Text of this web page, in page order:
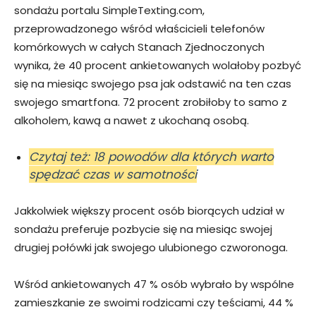
sondażu portalu SimpleTexting.com,
przeprowadzonego wśród właścicieli telefonów
komórkowych w całych Stanach Zjednoczonych
wynika, że 40 procent ankietowanych wolałoby pozbyć
się na miesiąc swojego psa jak odstawić na ten czas
swojego smartfona. 72 procent zrobiłoby to samo z
alkoholem, kawą a nawet z ukochaną osobą.
Czytaj też: 18 powodów dla których warto
spędzać czas w samotności
Jakkolwiek większy procent osób biorących udział w
sondażu preferuje pozbycie się na miesiąc swojej
drugiej połówki jak swojego ulubionego czworonoga.
Wśród ankietowanych 47 % osób wybrało by wspólne
zamieszkanie ze swoimi rodzicami czy teściami, 44 %